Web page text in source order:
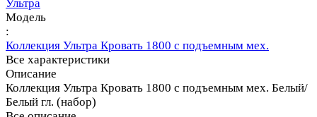
Ультра
Модель
:
Коллекция Ультра Кровать 1800 с подъемным мех.
Все характеристики
Описание
Коллекция Ультра Кровать 1800 с подъемным мех. Белый/
Белый гл. (набор)